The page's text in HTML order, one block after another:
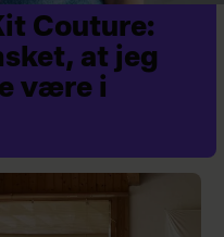
Couture:
at jeg
være i